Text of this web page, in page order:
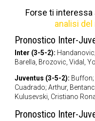
Forse ti
analisi
Pronostico Inter-
Inter (3-5-2):
Barella, Brozovic, Vidal,
Juventus (3-5-2): Buffon;
Cuadrado; Arthur,
Kulusevski, Cristiano
Pronostico Inter-